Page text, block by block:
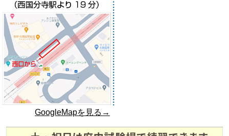
GoogleMapを見る→